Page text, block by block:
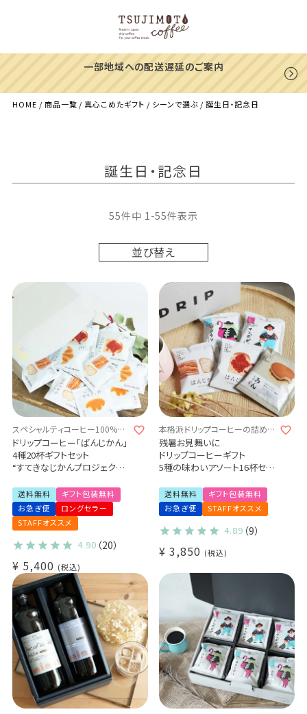
一部地域への配送遅延のご案内
HOME 商品一覧 真心こめたギフト シーンで選ぶ 誕生日・記念日
誕生日・記念日
並び替え
55件中 1 -55件表示
スペシャルティコーヒー100%使
用のドリップコーヒー
ドリップコーヒー「ぱんじかん」
4種20杯ギフトセット
“すてきなじかんプロジェクト”
パン好きのためのギフトセット
(sdc)
送料無料
ギフト包装無料
お急ぎ便
ロングセラー
STAFFオススメ
4.90 （20）
¥ 5,400 税込
本格派ドリップコーヒーの詰め合
わせ♪
残暑お見舞いに
ドリップコーヒーギフト
5種の味わいアソート16杯セッ
送料無料
送料無料
ギフト包装無料
お急ぎ便
STAFFオススメ
4.89 （9）
¥ 3,850 税込